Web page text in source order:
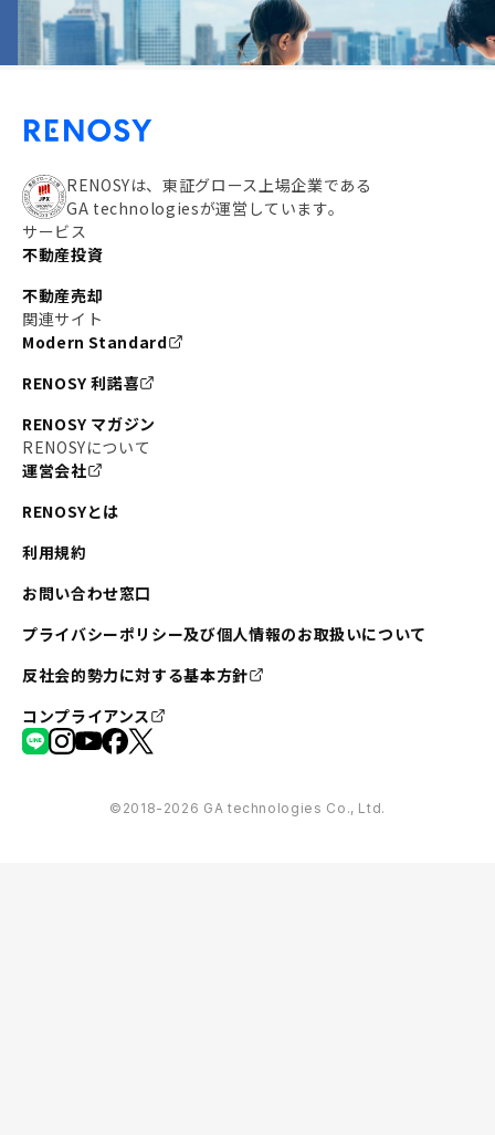
RENOSYは、東証グロース上場企業である
GA technologiesが運営しています。
サービス
不動産投資
不動産売却
関連サイト
Modern Standard
RENOSY 利諾喜
RENOSY マガジン
RENOSYについて
運営会社
RENOSYとは
利用規約
お問い合わせ窓口
プライバシーポリシー及び個人情報のお取扱いについて
反社会的勢力に対する基本方針
コンプライアンス
©︎2018-2026 GA technologies Co., Ltd.